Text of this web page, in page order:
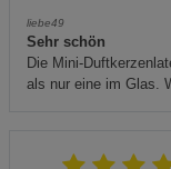
liebe49
Sehr schön
Die Mini-
als nur eine im Glas.